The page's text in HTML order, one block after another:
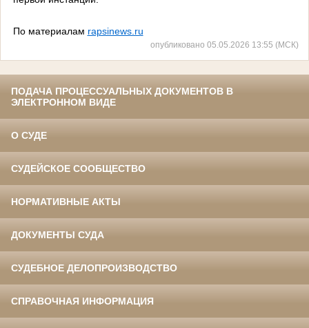
По материалам rapsinews.ru
опубликовано 05.05.2026 13:55 (МСК)
ПОДАЧА ПРОЦЕССУАЛЬНЫХ ДОКУМЕНТОВ В
ЭЛЕКТРОННОМ ВИДЕ
О СУДЕ
СУДЕЙСКОЕ СООБЩЕСТВО
НОРМАТИВНЫЕ АКТЫ
ДОКУМЕНТЫ СУДА
СУДЕБНОЕ ДЕЛОПРОИЗВОДСТВО
СПРАВОЧНАЯ ИНФОРМАЦИЯ